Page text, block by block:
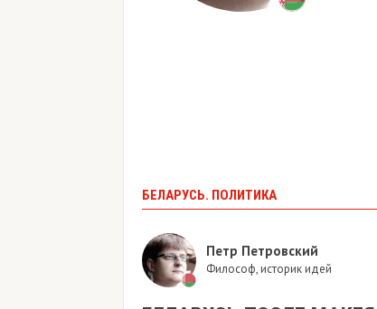
БЕЛАРУСЬ. ПОЛИТИКА
Петр Петровский
Философ, историк идей